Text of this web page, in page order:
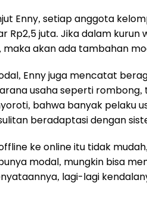
Enny, setiap anggota
Rp2,5 juta. Jika dalam
akan ada tambahan
Enny juga mencatat
usaha seperti
bahwa banyak pelaku
beradaptasi dengan
ke online itu tidak
modal, mungkin bisa
lagi-lagi